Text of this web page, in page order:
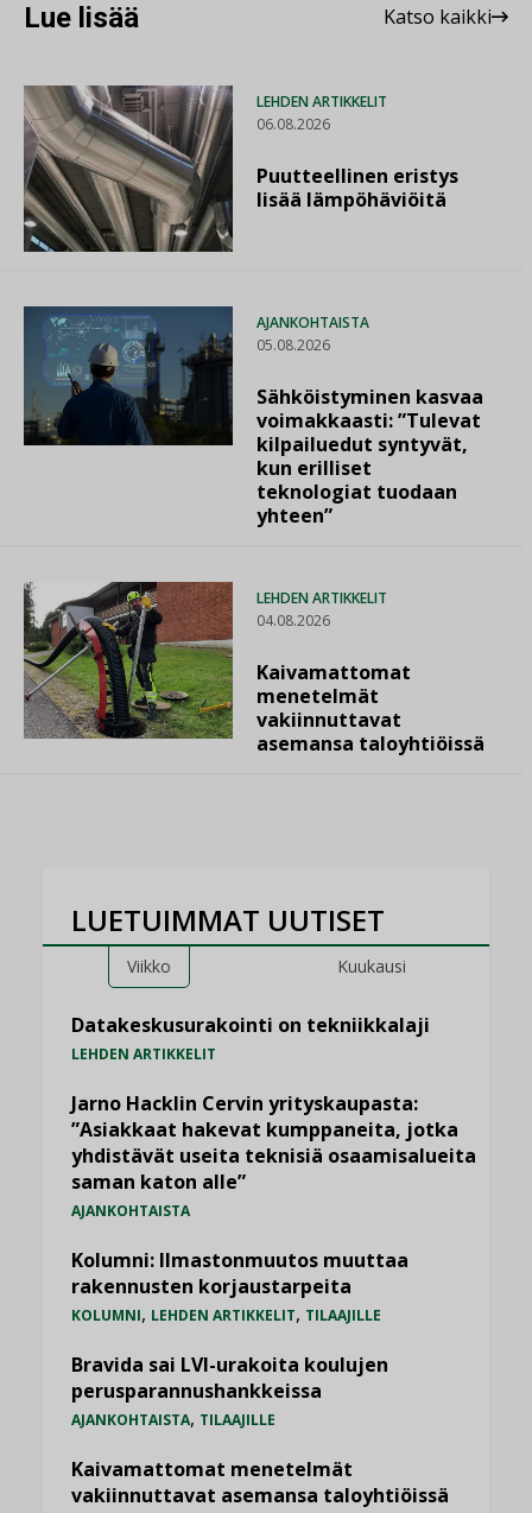
Lue lisää Katso kaikki
LEHDEN ARTIKKELIT
06.08.2026
Puutteellinen eristys
lisää lämpöhäviöitä
AJANKOHTAISTA
05.08.2026
Sähköistyminen kasvaa
voimakkaasti: ”Tulevat
kilpailuedut syntyvät,
kun erilliset
teknologiat tuodaan
yhteen”
LEHDEN ARTIKKELIT
04.08.2026
Kaivamattomat
menetelmät
vakiinnuttavat
asemansa taloyhtiöissä
LUETUIMMAT UUTISET
Viikko Kuukausi
Datakeskusurakointi on tekniikkalaji
LEHDEN ARTIKKELIT
Jarno Hacklin Cervin yrityskaupasta:
”Asiakkaat hakevat kumppaneita, jotka
yhdistävät useita teknisiä osaamisalueita
saman katon alle”
AJANKOHTAISTA
Kolumni: Ilmastonmuutos muuttaa
rakennusten korjaustarpeita
KOLUMNI, LEHDEN ARTIKKELIT, TILAAJILLE
Bravida sai LVI-urakoita koulujen
perusparannushankkeissa
AJANKOHTAISTA, TILAAJILLE
Kaivamattomat menetelmät
vakiinnuttavat asemansa taloyhtiöissä